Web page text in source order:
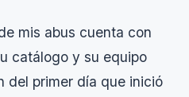
mis abus cuenta con
catálogo y su equipo
del primer día que inició